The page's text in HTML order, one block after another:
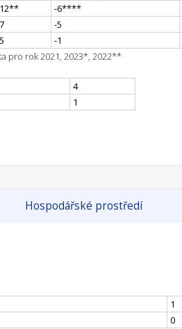
12** -6****
7 -5
5 -1
pro rok 2021, 2023*, 2022**
4
1
Hospodářské prostředí
1
0